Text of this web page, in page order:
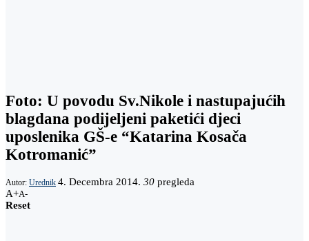
Foto: U povodu Sv.Nikole i nastupajućih
blagdana podijeljeni paketići djeci
uposlenika GŠ-e “Katarina Kosača
Kotromanić”
Autor: Urednik 4. Decembra 2014. 30 pregleda
A+A-
Reset